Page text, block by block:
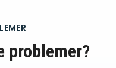
problemer?